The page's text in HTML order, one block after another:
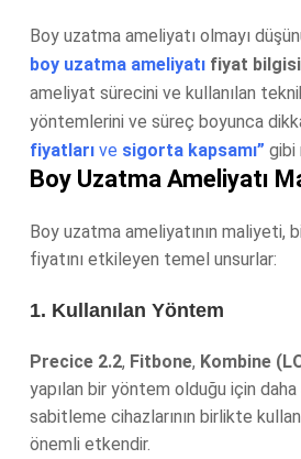
Boy uzatma ameliyatı olmayı
boy uzatma ameliyatı fiyat
ameliyat sürecini ve kullanılan
yöntemlerini ve süreç boyunca
fiyatları ve sigorta kapsamı” gibi
Boy Uzatma Ameliyatı
Boy uzatma ameliyatının
fiyatını etkileyen temel unsurlar:
1. Kullanılan Yöntem
Precice 2.2, Fitbone, Kombine
yapılan bir yöntem olduğu için
sabitleme cihazlarının birlikte
önemli etkendir.